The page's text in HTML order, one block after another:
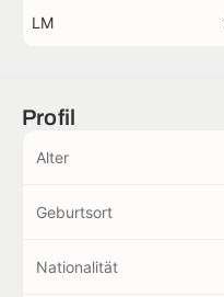
LM
Profil
Alter
Geburtsort
Nationalität